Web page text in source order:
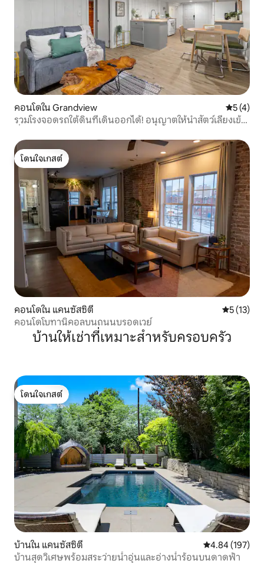
คอนโดใน Grandview คะแนนเฉ
5 (4)
รวมโรงจอดรถใต้ดินที่เดินออกได้! อนุญาตให้นำสัตว์เลี้ยงเข้า
โดนใจเกสต์
โดนใจเกสต์
คอนโดใน แคนซัสซิตี คะแนนเฉลี่
5 (13)
คอนโดโบทานิคอลบนถนนบรอดเวย์
บ้านให้เช่าที่เหมาะสำหรับครอบครัว
โดนใจเกสต์
โดนใจเกสต์
บ้านใน แคนซัสซิตี คะแนนเฉลี่ย
4.84 (197)
บ้านสุดวิเศษพร้อมสระว่ายน้ำอุ่นและอ่างน้ำร้อนบนดาดฟ้า